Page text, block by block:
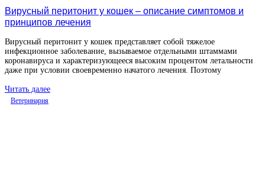
Вирусный перитонит у кошек – описание симптомов и
принципов лечения
Вирусный перитонит у кошек представляет собой тяжелое
инфекционное заболевание, вызываемое отдельными штаммами
коронавируса и характеризующееся высоким процентом летальности
даже при условии своевременно начатого лечения. Поэтому
Читать далее
Ветеринария